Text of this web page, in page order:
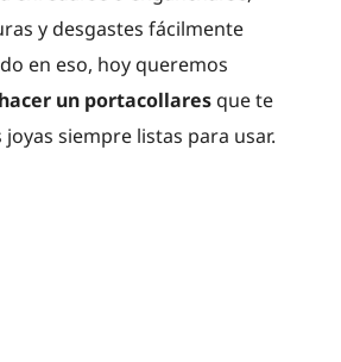
y desgastes fácilmente
en eso, hoy queremos
un portacollares que te
siempre listas para usar.